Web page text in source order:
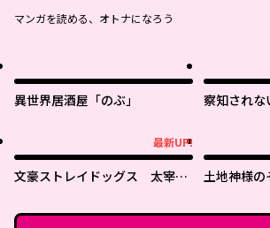
マンガを読める、オトナになろう
異世界居酒屋「のぶ」 察知されな
最新UP!
文豪ストレイドッグス 太宰を
土地神様の